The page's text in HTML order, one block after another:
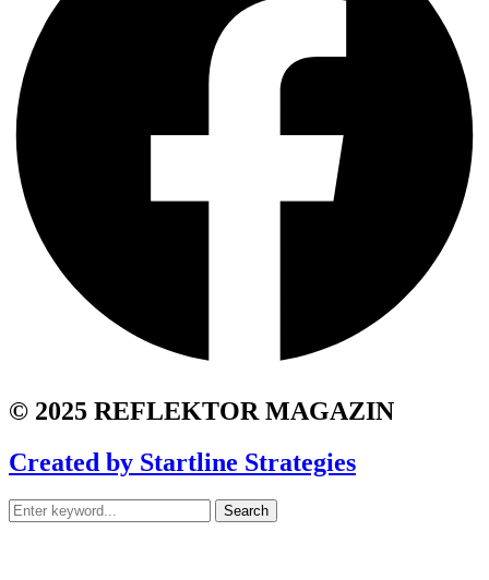
© 2025 REFLEKTOR MAGAZIN
Created by Startline Strategies
Search